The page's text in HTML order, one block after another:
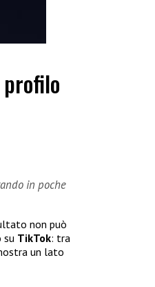
in poche
non può
su TikTok: tra
un lato